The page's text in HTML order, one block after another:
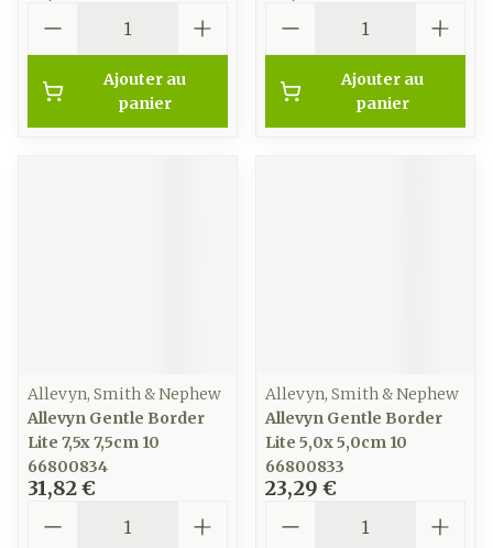
Ajouter au
panier
Ajouter au
panier
Allevyn, Smith & Nephew
Allevyn Gentle Border
Lite 7,5x 7,5cm 10
66800834
31,82 €
Allevyn, Smith & Nephew
Allevyn Gentle Border
Lite 5,0x 5,0cm 10
66800833
23,29 €